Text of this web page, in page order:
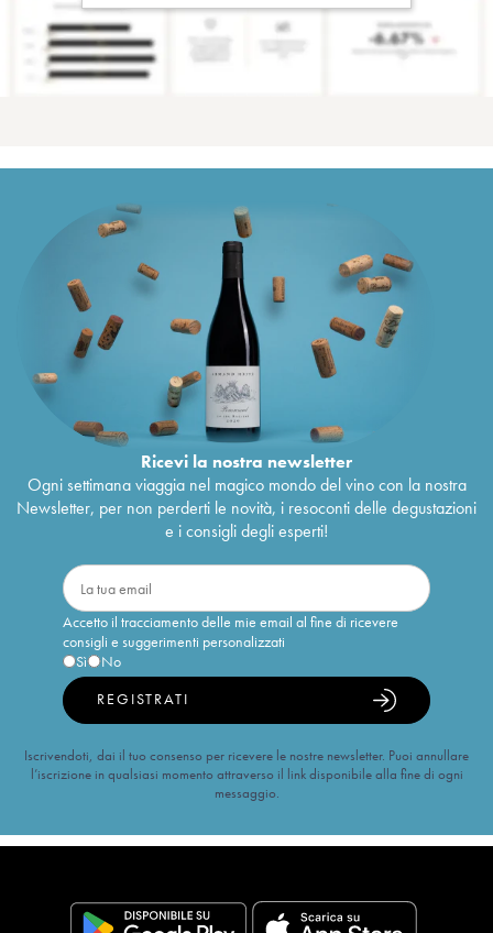
Ricevi la nostra newsletter
Ogni settimana viaggia nel magico mondo del vino con la nostra
Newsletter, per non perderti le novità, i resoconti delle degustazioni
e i consigli degli esperti!
Accetto il tracciamento delle mie email al fine di ricevere
consigli e suggerimenti personalizzati
Sì
No
REGISTRATI
Iscrivendoti, dai il tuo consenso per ricevere le nostre newsletter. Puoi annullare
l’iscrizione in qualsiasi momento attraverso il link disponibile alla fine di ogni
messaggio.